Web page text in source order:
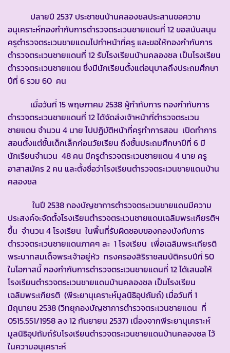
ปลายปี 2537 ประชาชนบ้านคลองชลประสานขอความ
อนุเคราะห์กองกำกับการตำรวจตระเวนชายแดนที่ 12 ขอสนับสนุน
ครูตำรวจตระเวนชายแดนไปทำหน้าที่ครู และขอให้กองกำกับการ
ตำรวจตระเวนชายแดนที่ 12 รับโรงเรียนบ้านคลองชล เป็นโรงเรียน
ตำรวจตระเวนชายแดน ซึ่งมีนักเรียนตั้งแต่อนุบาลถึงประถมศึกษา
ปีที่ 6 รวม 60 คน
เมื่อวันที่ 15 พฤษภาคม 2538 ผู้กำกับการ กองกำกับการ
ตำรวจตระเวนชายแดนที่ 12 ได้จัดส่งเจ้าหน้าที่ตำรวจตระเวน
ชายแดน จำนวน 4 นาย ไปปฏิบัติหน้าที่ครูทำการสอน เปิดทำการ
สอนตั้งแต่ชั้นเด็กเล็กก่อนวัยเรียน ถึงชั้นประถมศึกษาปีที่ 6 มี
นักเรียนจำนวน 48 คน มีครูตำรวจตระเวนชายแดน 4 นาย ครู
อาสาสมัคร 2 คน และตั้งชื่อว่าโรงเรียนตำรวจตระเวนชายแดนบ้าน
คลองชล
ในปี 2538 กองบัญชาการตำรวจตระเวนชายแดนมีความ
ประสงค์จะจัดตั้งโรงเรียนตำรวจตระเวนชายแดนเฉลิมพระเกียรติฯ
ขึ้น จำนวน 4 โรงเรียน ในพื้นที่รับผิดชอบของกองบังคับการ
ตำรวจตระเวนชายแดนภาคๆ ละ 1 โรงเรียน เพื่อเฉลิมพระเกียรติ
พระบาทสมเด็จพระเจ้าอยู่หัว ทรงครองสิริราชสมบัติครบปีที่ 50
ในโอกาสนี้ กองกำกับการตำรวจตระเวนชายแดนที่ 12 ได้เสนอให้
โรงเรียนตำรวจตระเวนชายแดนบ้านคลองชล เป็นโรงเรียน
เฉลิมพระเกียรติ (พีระยานุเคราะห์มูลนิธิอุปถัมถ์) เมื่อวันที่ 1
มิถุนายน 2538 (วิทยุกองบัญชาการตำรวจตระเวนชายแดน ที่
0515.551/1958 ลง 12 กันยายน 2537) เนื่องจากพีระยานุเคราะห์
มูลนิธิอุปถัมถ์รับโรงเรียนตำรวจตระเวนชายแดนบ้านคลองชล ไว้
ในความอนุเคราะห์